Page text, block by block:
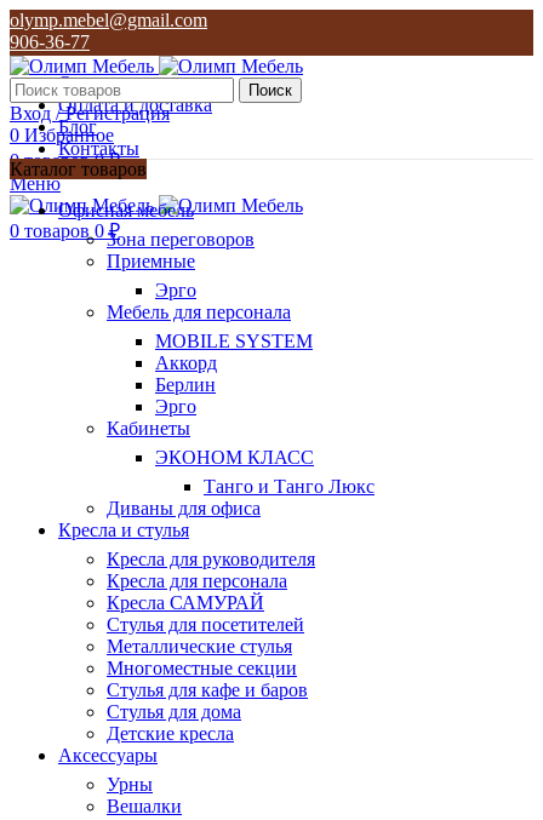
olymp.mebel@gmail.com
906-36-77
О нас
Оплата и доставка
Блог
Контакты
906-36-77
Поиск
Вход / Регистрация
0 Избранное
0товаров 0₽
Меню
0 товаров 0₽
Каталог товаров
Офисная мебель
Зона переговоров
Приемные
Эрго
Мебель для персонала
MOBILE SYSTEM
Аккорд
Берлин
Эрго
Кабинеты
ЭКОНОМ КЛАСС
Танго и Танго Люкс
Диваны для офиса
Кресла и стулья
Кресла для руководителя
Кресла для персонала
Кресла САМУРАЙ
Стулья для посетителей
Металлические стулья
Многоместные секции
Стулья для кафе и баров
Стулья для дома
Детские кресла
Аксессуары
Урны
Вешалки